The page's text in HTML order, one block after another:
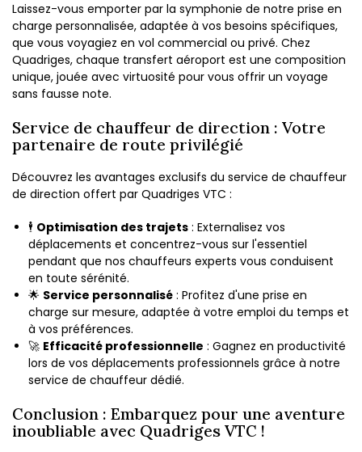
Laissez-vous emporter par la symphonie de notre prise en
charge personnalisée, adaptée à vos besoins spécifiques,
que vous voyagiez en vol commercial ou privé. Chez
Quadriges, chaque transfert aéroport est une composition
unique, jouée avec virtuosité pour vous offrir un voyage
sans fausse note.
Service de chauffeur de direction : Votre
partenaire de route privilégié
Découvrez les avantages exclusifs du service de chauffeur
de direction offert par Quadriges VTC :
🕴️ Optimisation des trajets : Externalisez vos
déplacements et concentrez-vous sur l'essentiel
pendant que nos chauffeurs experts vous conduisent
en toute sérénité.
🌟 Service personnalisé : Profitez d'une prise en
charge sur mesure, adaptée à votre emploi du temps et
à vos préférences.
🚀 Efficacité professionnelle : Gagnez en productivité
lors de vos déplacements professionnels grâce à notre
service de chauffeur dédié.
Conclusion : Embarquez pour une aventure
inoubliable avec Quadriges VTC !